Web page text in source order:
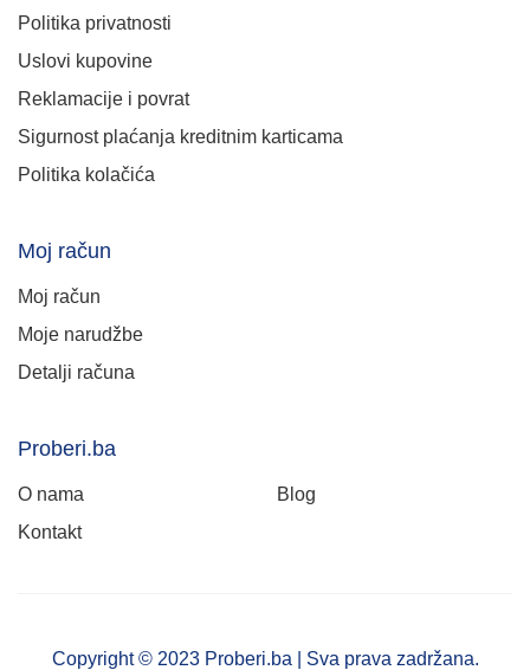
Politika privatnosti
Uslovi kupovine
Reklamacije i povrat
Sigurnost plaćanja kreditnim karticama
Politika kolačića
Moj račun
Moj račun
Moje narudžbe
Detalji računa
Proberi.ba
O nama
Blog
Kontakt
Copyright © 2023 Proberi.ba | Sva prava zadržana.